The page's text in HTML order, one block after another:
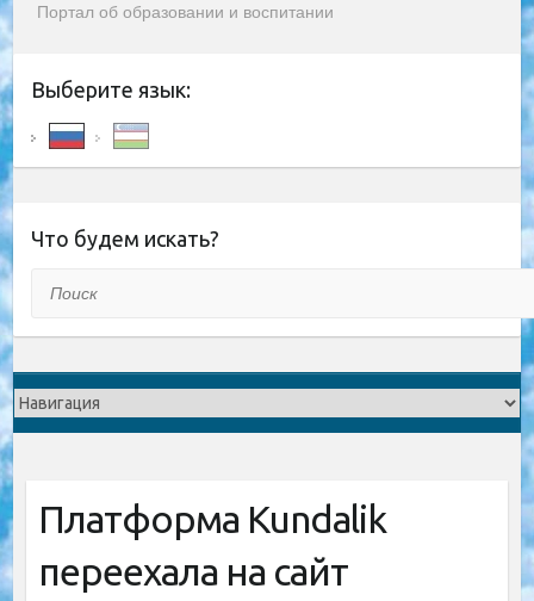
Портал об образовании и воспитании
Выберите язык:
Что будем искать?
Платформа Kundalik
переехала на сайт